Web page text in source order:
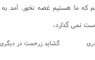
که ما هستیم غصه نخور. آمد
نمی گذارد،
گشاید زرحمت در دیگری